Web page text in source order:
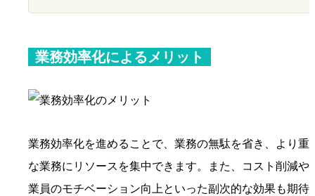
業務効率化によるメリット
業務効率化を進めることで、業務の無駄を省き、より重
な業務にリソースを集中できます。また、コスト削減や
業員のモチベーション向上といった副次的な効果も期待